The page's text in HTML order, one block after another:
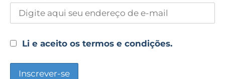
Li e aceito os termos e condições.